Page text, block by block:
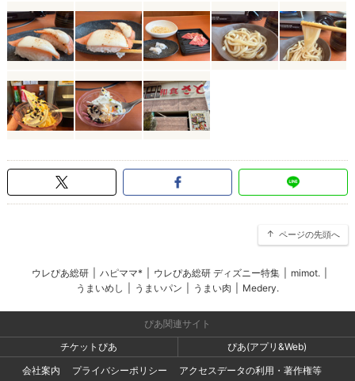
ページの先頭へ
ウレぴあ総研 ハピママ* ウレぴあ総研 ディズニー特集 mimot.
うまいめし
うまいパン うまい肉 Medery.
ぴあ関連サイト
チケットぴあ
ぴあ(アプリ&Web)
会社案内
プライバシーポリシー アクセスデータの利用・著作権等